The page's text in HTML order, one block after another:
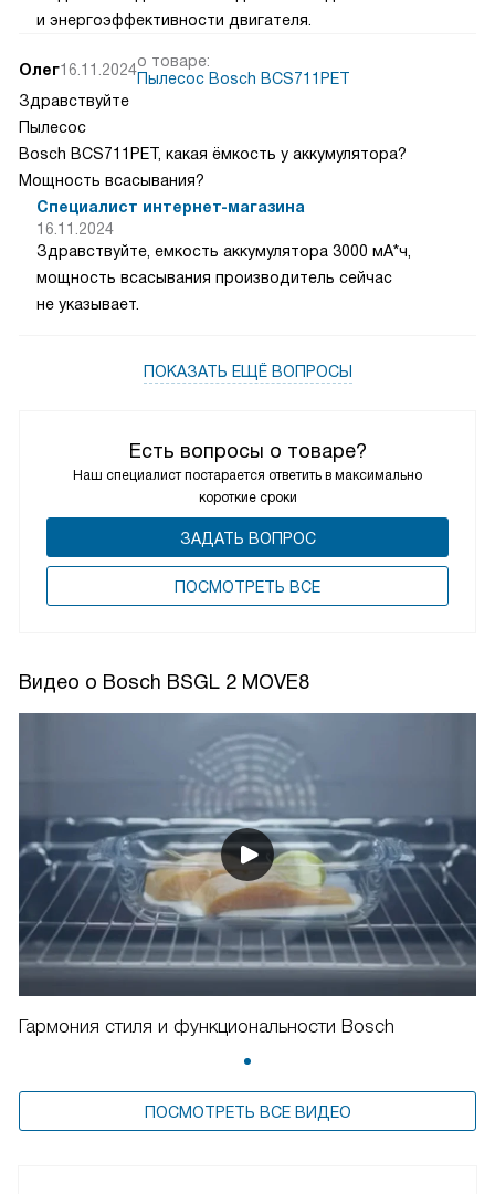
Есть вопросы о товаре?
Наш специалист постарается ответить в максимально
короткие сроки
ЗАДАТЬ ВОПРОС
ПОCМОТРЕТЬ ВСЕ
и энергоэффективности двигателя.
Олег16.11.2024о товаре:
Пылесос Bosch BCS711PET
Здравствуйте
Пылесос
Bosch BCS711PET, какая ёмкость у аккумулятора?
Мощность всасывания?
Специалист интернет-магазина
16.11.2024
Здравствуйте, емкость аккумулятора 3000 мА*ч,
мощность всасывания производитель сейчас
не указывает.
ПОКАЗАТЬ ЕЩЁ ВОПРОСЫ
Видео о Bosch BSGL 2 MOVE8
Гармония стиля и функциональности Bosch
ПОСМОТРЕТЬ ВСЕ ВИДЕО